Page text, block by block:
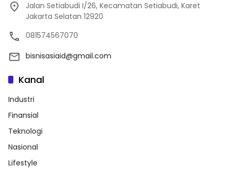
Jalan Setiabudi I/26, Kecamatan Setiabudi, Karet
Jakarta Selatan 12920
081574567070
bisnisasiaid@gmail.com
Kanal
Industri
Finansial
Teknologi
Nasional
Lifestyle